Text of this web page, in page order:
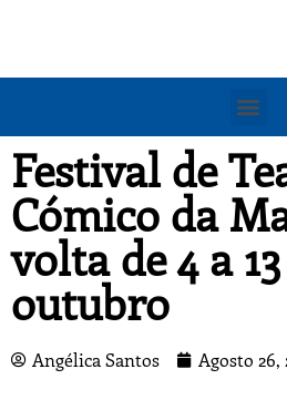
Festival de
Cómico da
volta de 4 a
outubro
Angélica Santos Agosto 26,